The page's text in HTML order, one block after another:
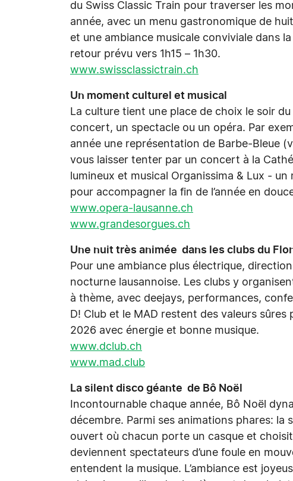
du Swiss Classic Train pour traverser les
année, avec un menu gastronomique de
et une ambiance musicale conviviale dans
retour prévu vers 1h15 – 1h30.
www.swissclassictrain.ch
Un moment culturel et musical
La culture tient une place de choix le soir
concert, un spectacle ou un opéra. Par
année une représentation de Barbe-Bleue
vous laisser tenter par un concert à la
lumineux et musical Organissima & Lux -
pour accompagner la fin de l’année en
www.opera-lausanne.ch
www.grandesorgues.ch
Une nuit très animée dans les clubs du
Pour une ambiance plus électrique,
nocturne lausannoise. Les clubs y
à thème, avec deejays, performances,
D! Club et le MAD restent des valeurs
2026 avec énergie et bonne musique.
www.dclub.ch
www.mad.club
La silent disco géante de Bô Noël
Incontournable chaque année, Bô Noël
décembre. Parmi ses animations phares: la
ouvert où chacun porte un casque et
deviennent spectateurs d’une foule en
entendent la musique. L’ambiance est